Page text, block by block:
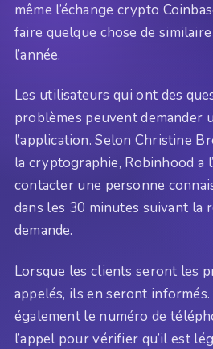
même l’échange crypto
faire quelque chose de
l’année.
Les utilisateurs qui ont des
problèmes peuvent demander
l’application. Selon Christine
la cryptographie, Robinhood a
contacter une personne
dans les 30 minutes suivant la
demande.
Lorsque les clients seront les
appelés, ils en seront
également le numéro de
l’appel pour vérifier qu’il est